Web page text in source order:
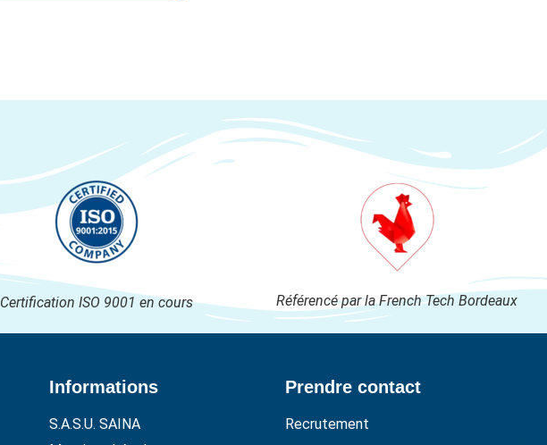
Certification ISO 9001 en cours Référencé par la French Tech Bordeaux
Informations
S.A.S.U. SAINA
Prendre contact
Recrutement